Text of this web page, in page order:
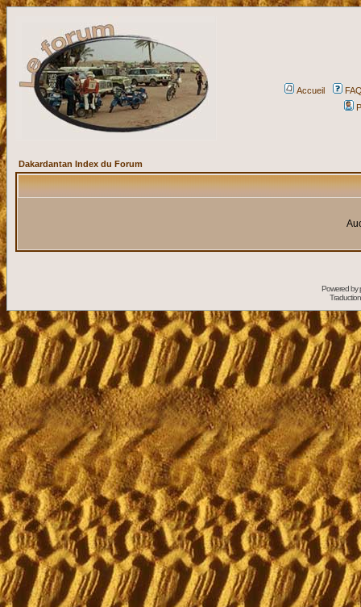
Accueil
Dakardantan Index du Forum
Powered by